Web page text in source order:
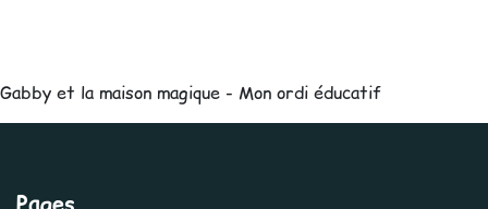
Gabby et la maison magique - Mon ordi éducatif